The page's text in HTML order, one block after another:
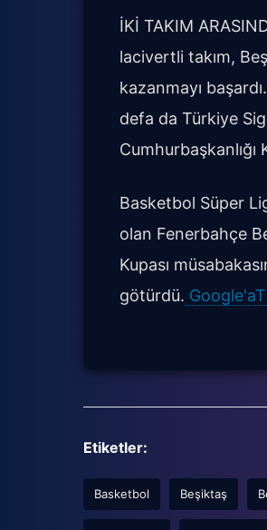
İKİ TAKIM
lacivertli takım,
kazanmayı
defa da Türkiye
Cumhurbaşkanlığı
Basketbol Süper
olan Fenerbahçe
Kupası
götürdü.
Etiketler:
Basketbol Beşiktaş